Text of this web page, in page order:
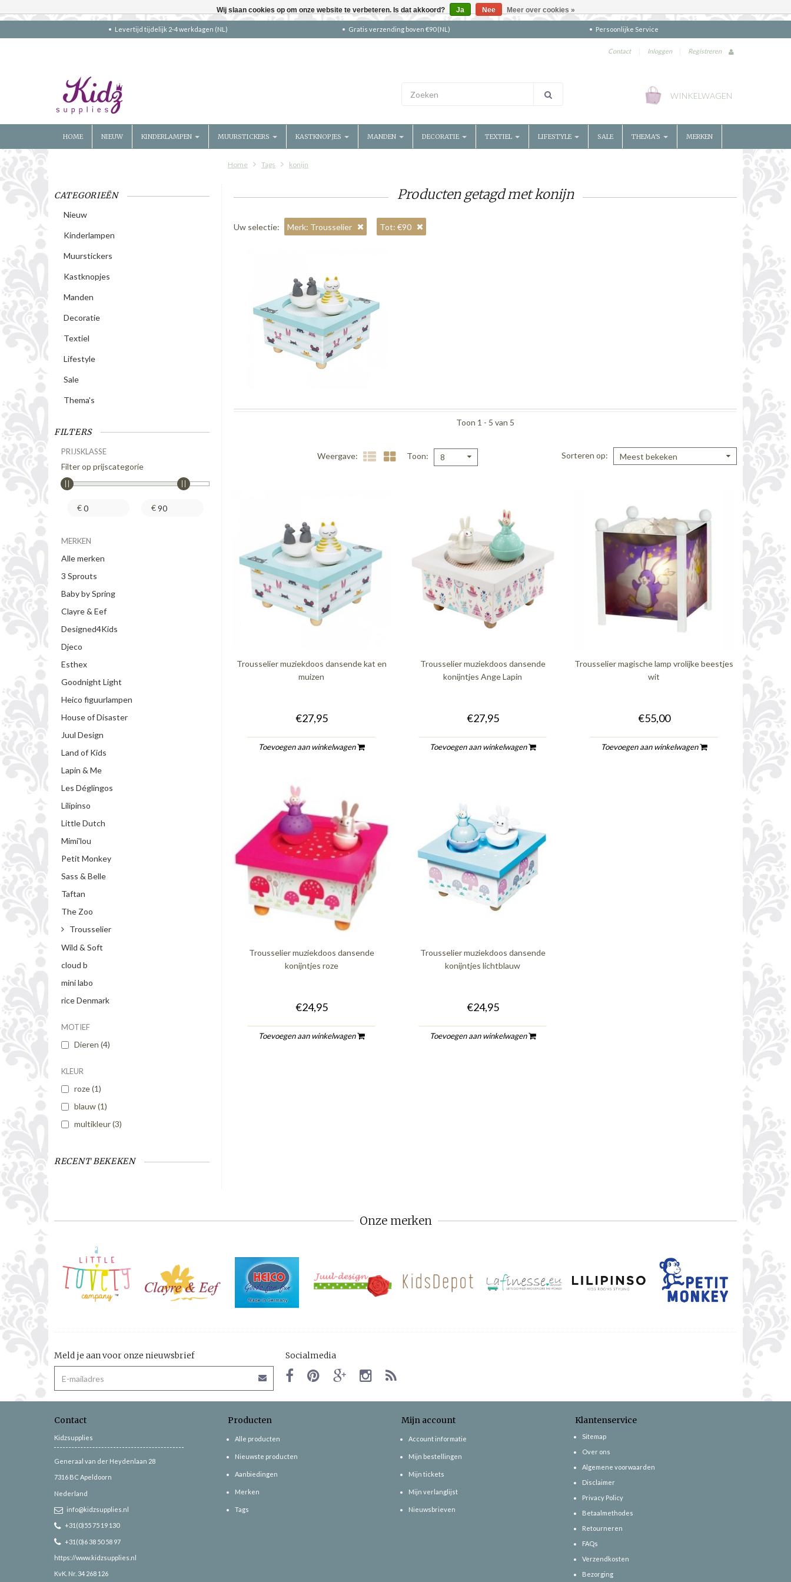
Levertijd tijdelijk 2-4 werkdagen (NL) Gratis verzending boven €90 (NL) Persoonlijke Service
Contact | Inloggen | Registreren
WINKELWAGEN
HOME NIEUW KINDERLAMPEN MUURSTICKERS KASTKNOPJES MANDEN DECORATIE TEXTIEL LIFESTYLE SALE THEMA'S MERKEN
Home Tags konijn
CATEGORIEËN
Nieuw
Kinderlampen
Muurstickers
Kastknopjes
Manden
Decoratie
Textiel
Lifestyle
Sale
Thema's
FILTERS
PRIJSKLASSE
Filter op prijscategorie
€ €
MERKEN
Alle merken
3 Sprouts
Baby by Spring
Clayre & Eef
Designed4Kids
Djeco
Esthex
Goodnight Light
Heico figuurlampen
House of Disaster
Juul Design
Land of Kids
Lapin & Me
Les Déglingos
Lilipinso
Little Dutch
Mimi'lou
Petit Monkey
Sass & Belle
Taftan
The Zoo
Trousselier
Wild & Soft
cloud b
mini labo
rice Denmark
MOTIEF
Dieren (4)
KLEUR
roze(1)
blauw(1)
multikleur(3)
RECENT BEKEKEN
Producten getagd met konijn
Uw selectie: Merk: Trousselier Tot: €90
Toon 1 - 5 van 5
Weergave Toon 8 Sorteren op Meest bekeken
Trousselier muziekdoos dansende kat en
muizen
€27,95
Toevoegen aan winkelwagen
Trousselier muziekdoos dansende
konijntjes Ange Lapin
€27,95
Toevoegen aan winkelwagen
Trousselier magische lamp vrolijke beestjes
wit
€55,00
Toevoegen aan winkelwagen
Trousselier muziekdoos dansende
konijntjes roze
€24,95
Toevoegen aan winkelwagen
Trousselier muziekdoos dansende
konijntjes lichtblauw
€24,95
Toevoegen aan winkelwagen
Onze merken
Meld je aan voor onze nieuwsbrief Socialmedia
Contact
Kidzsupplies
Generaal van der Heydenlaan 28
7316 BC Apeldoorn
Nederland
info@kidzsupplies.nl
+31(0)55 75 19 130
+31(0)6 38 50 58 97
https://www.kidzsupplies.nl
KvK. Nr. 34 268 126
Producten
Alle producten
Nieuwste producten
Aanbiedingen
Merken
Tags
Mijn account
Account informatie
Mijn bestellingen
Mijn tickets
Mijn verlanglijst
Nieuwsbrieven
Klantenservice
Sitemap
Over ons
Algemene voorwaarden
Disclaimer
Privacy Policy
Betaalmethodes
Retourneren
FAQs
Verzendkosten
Bezorging
Wij slaan cookies op om onze website te verbeteren. Is dat akkoord? Ja Nee Meer over cookies »